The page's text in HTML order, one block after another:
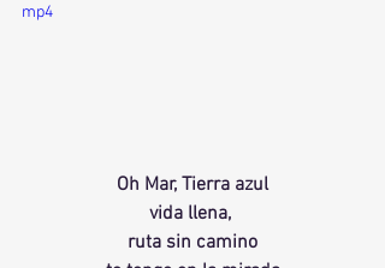
mp4
Oh Mar, Tierra azul
vida llena,
ruta sin camino